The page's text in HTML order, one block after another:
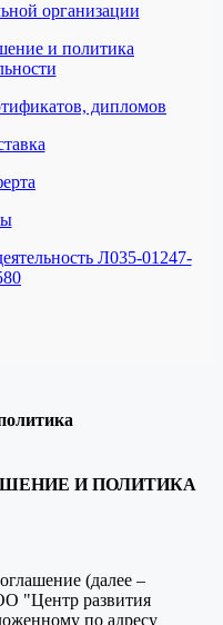
организации
и политика
дипломов
Л035-01247-
И ПОЛИТИКА
(далее –
"Центр развития
по адресу